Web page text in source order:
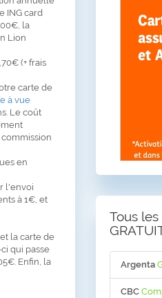
ING card
la
Lion
(+ frais
carte de
à vue
Le coût
en
l'envoi
à 1€, et
la carte de
qui passe
Enfin, la
Tous
Argenta
CBC